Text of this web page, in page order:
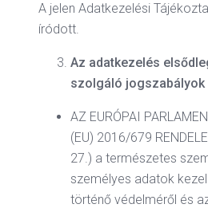
A jelen Adatkezelési
íródott.
Az adatkezelés
szolgáló jogszabályok
AZ EURÓPAI
(EU) 2016/679
27.) a természetes
személyes adatok
történő védelméről és